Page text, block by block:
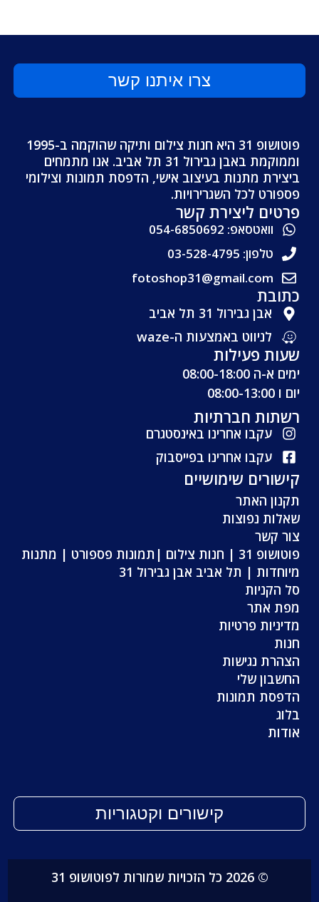
צרו איתנו קשר
קישורים וקטגוריות
פוטושופ 31 היא חנות צילום ותיקה שהוקמה ב-1995
וממוקמת באבן גבירול 31 תל אביב. אנו מתמחים
ביצירת מתנות בעיצוב אישי, הדפסת תמונות וצילומי
פספורט לכל השגרירויות.
פרטים ליצירת קשר
וואטסאפ: 054-6850692
טלפון: 03-528-4795
fotoshop31@gmail.com
כתובת
אבן גבירול 31 תל אביב
לניווט באמצעות ה-waze
שעות פעילות
ימים א-ה 08:00-18:00
יום ו 08:00-13:00
רשתות חברתיות
עקבו אחרינו באינסטגרם
עקבו אחרינו בפייסבוק
קישורים שימושיים
תקנון האתר
שאלות נפוצות
צור קשר
פוטושופ 31 | חנות צילום |תמונות פספורט | מתנות
מיוחדות | תל אביב אבן גבירול 31
סל הקניות
מפת אתר
מדיניות פרטיות
חנות
הצהרת נגישות
החשבון שלי
הדפסת תמונות
בלוג
אודות
© 2026 כל הזכויות שמורות לפוטושופ 31